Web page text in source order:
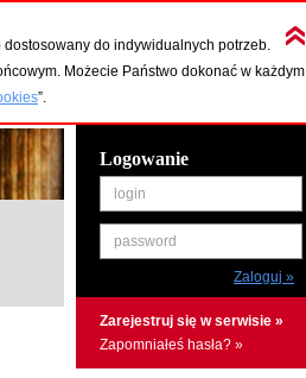
do indywidualnych potrzeb.
Możecie Państwo dokonać w każdym
”.
Logowanie
login
password
Zarejestruj się w serwisie »
Zapomniałeś hasła? »